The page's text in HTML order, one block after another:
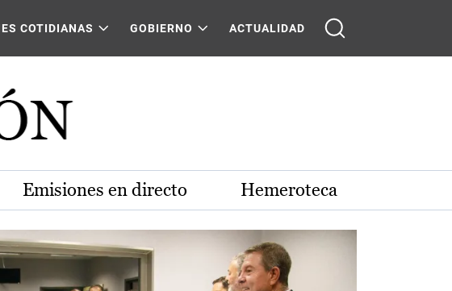
COTIDIANAS GOBIERNO ACTUALIDAD
Emisiones en directo Hemeroteca